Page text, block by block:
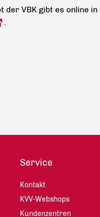
der VBK gibt es online in
.
Service
Kontakt
KVV-Webshops
Kundenzentren